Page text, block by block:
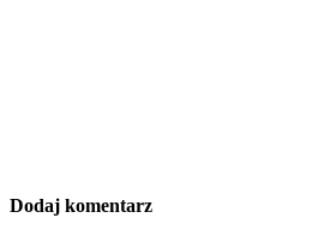
Dodaj komentarz